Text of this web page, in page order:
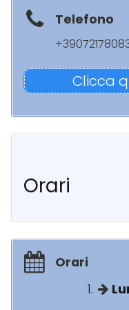
Telefono
Clicca
Orari
Orari